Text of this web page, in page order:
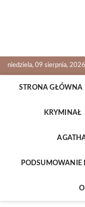
niedziela, 09 sierpnia, 2026
STRONA GŁÓWNA
KRYMINAŁ
PODSUMOWANIE